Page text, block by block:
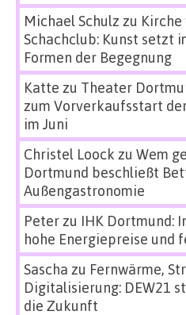
Michael Schulz zu
Schachclub: Kunst setzt
Formen der Begegnung
Katte zu Theater
zum Vorverkaufsstart
im Juni
Christel Loock zu Wem
Dortmund beschließt
Außengastronomie
Peterzu IHK Dortmund:
hohe Energiepreise und
Sascha zu Fernwärme,
Digitalisierung: DEW21
die Zukunft